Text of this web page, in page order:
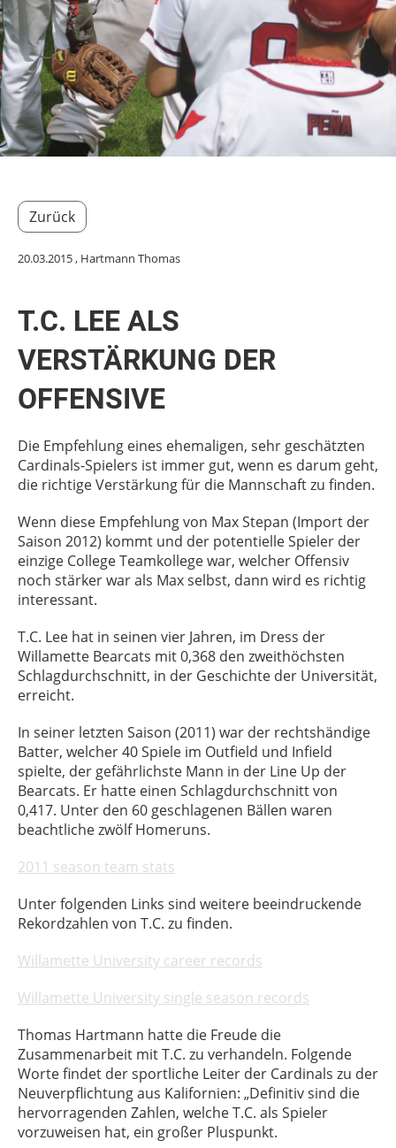
Zurück
20.03.2015, Hartmann Thomas
T.C. LEE ALS
VERSTÄRKUNG DER
OFFENSIVE
Die Empfehlung eines ehemaligen, sehr geschätzten
Cardinals-Spielers ist immer gut, wenn es darum geht,
die richtige Verstärkung für die Mannschaft zu finden.
Wenn diese Empfehlung von Max Stepan (Import der
Saison 2012) kommt und der potentielle Spieler der
einzige College Teamkollege war, welcher Offensiv
noch stärker war als Max selbst, dann wird es richtig
interessant.
T.C. Lee hat in seinen vier Jahren, im Dress der
Willamette Bearcats mit 0,368 den zweithöchsten
Schlagdurchschnitt, in der Geschichte der Universität,
erreicht.
In seiner letzten Saison (2011) war der rechtshändige
Batter, welcher 40 Spiele im Outfield und Infield
spielte, der gefährlichste Mann in der Line Up der
Bearcats. Er hatte einen Schlagdurchschnitt von
0,417. Unter den 60 geschlagenen Bällen waren
beachtliche zwölf Homeruns.
2011 season team stats
Unter folgenden Links sind weitere beeindruckende
Rekordzahlen von T.C. zu finden.
Willamette University career records
Willamette University single season records
Thomas Hartmann hatte die Freude die
Zusammenarbeit mit T.C. zu verhandeln. Folgende
Worte findet der sportliche Leiter der Cardinals zu der
Neuverpflichtung aus Kalifornien: „Definitiv sind die
hervorragenden Zahlen, welche T.C. als Spieler
vorzuweisen hat, ein großer Pluspunkt.